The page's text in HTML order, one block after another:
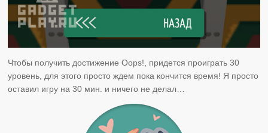
Чтобы получить достижение Oops!, придется проиграть 30
уровень, для этого просто ждем пока кончится время! Я просто
оставил игру на 30 мин. и ничего не делал…